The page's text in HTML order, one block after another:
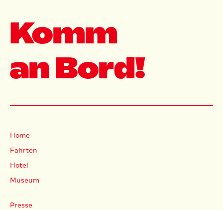
Komm
an Bord!
Home
Fahrten
Hotel
Museum
Presse